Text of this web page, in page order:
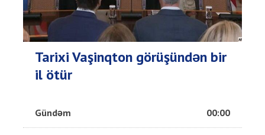
Tarixi Vaşinqton görüşündən bir
il ötür
Gündəm 00:00